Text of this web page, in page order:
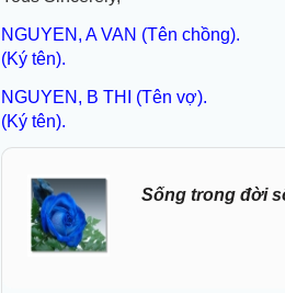
NGUYEN, A VAN (Tên chồng).
(Ký tên).
NGUYEN, B THI (Tên vợ).
(Ký tên).
Sống trong đời